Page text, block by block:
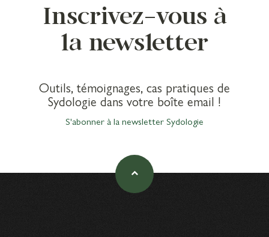
Inscrivez-vous à
la newsletter
Outils, témoignages, cas pratiques de
Sydologie dans votre boîte email !
S'abonner à la newsletter Sydologie